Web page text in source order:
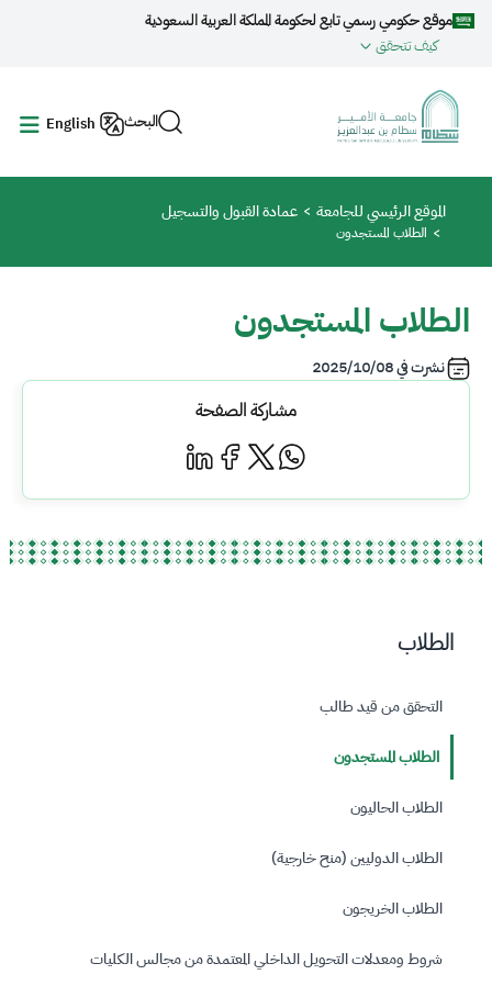
تجاوز إلى المحتوى الرئيسي
موقع حكومي رسمي تابع لحكومة المملكة العربية السعودية
كيف تتحقق
البحث English
مسار التنقل
الموقع الرئيسي للجامعة عمادة القبول والتسجيل
الطلاب المستجدون
الطلاب المستجدون
نشرت في2025/10/08
مشاركة الصفحة
الطلاب
التحقق من قيد طالب
الطلاب المستجدون
الطلاب الحاليون
الطلاب الدوليين (منح خارجية)
الطلاب الخريجون
شروط ومعدلات التحويل الداخلي المعتمدة من مجالس الكليات